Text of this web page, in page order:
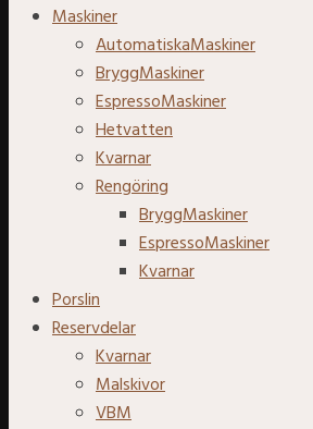
Maskiner
AutomatiskaMaskiner
BryggMaskiner
EspressoMaskiner
Hetvatten
Kvarnar
Rengöring
BryggMaskiner
EspressoMaskiner
Kvarnar
Porslin
Reservdelar
Kvarnar
Malskivor
VBM